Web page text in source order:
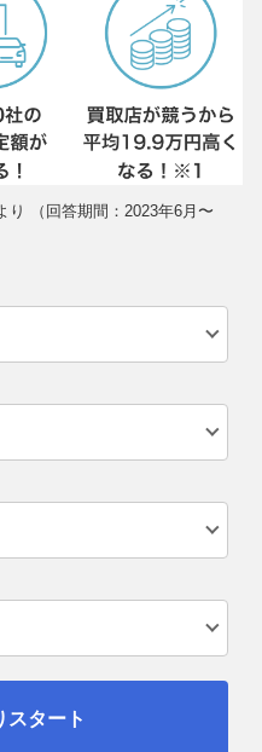
り （回答期間：2023年6月〜
スタート